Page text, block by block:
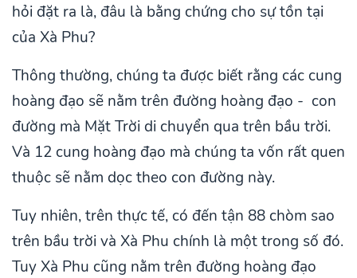
hỏi đặt ra là, đâu là bằng chứng cho sự tồn tại
của Xà Phu?
Thông thường, chúng ta được biết rằng các cung
hoàng đạo sẽ nằm trên đường hoàng đạo - con
đường mà Mặt Trời di chuyển qua trên bầu trời.
Và 12 cung hoàng đạo mà chúng ta vốn rất quen
thuộc sẽ nằm dọc theo con đường này.
Tuy nhiên, trên thực tế, có đến tận 88 chòm sao
trên bầu trời và Xà Phu chính là một trong số đó.
Tuy Xà Phu cũng nằm trên đường hoàng đạo